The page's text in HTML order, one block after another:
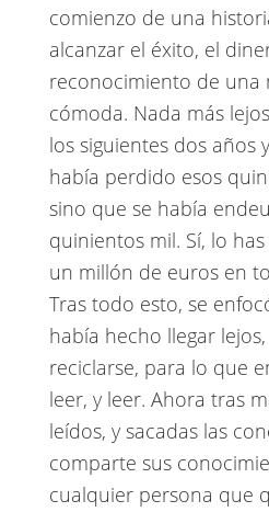
comienzo de una
alcanzar el éxito, el
reconocimiento de una
cómoda. Nada más
los siguientes dos años
había perdido esos
sino que se había
quinientos mil. Sí, lo
un millón de euros en
Tras todo esto, se
había hecho llegar
reciclarse, para lo que
leer, y leer. Ahora tras
leídos, y sacadas las
comparte sus
cualquier persona que